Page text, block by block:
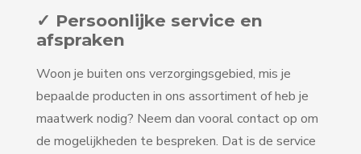
✓ Persoonlijke service en
afspraken
Woon je buiten ons verzorgingsgebied, mis je
bepaalde producten in ons assortiment of heb je
maatwerk nodig? Neem dan vooral contact op om
de mogelijkheden te bespreken. Dat is de service